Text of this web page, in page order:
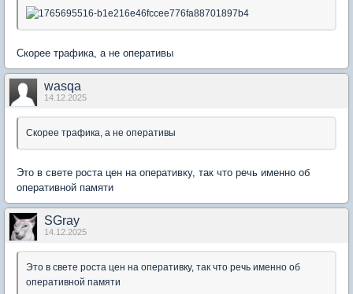
Скорее трафика, а не оперативы
wasqa
14.12.2025
Скорее трафика, а не оперативы
Это в свете роста цен на оперативку, так что речь именно об
оперативной памяти
SGray
14.12.2025
Это в свете роста цен на оперативку, так что речь именно об
оперативной памяти